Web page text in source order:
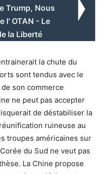
Trump, Nous
l' OTAN - Le
la Liberté
la chute du
sont tendus avec le
son commerce
ne peut pas accepter
de déstabiliser la
ruineuse au
troupes américaines sur
du Sud ne veut pas
La Chine propose